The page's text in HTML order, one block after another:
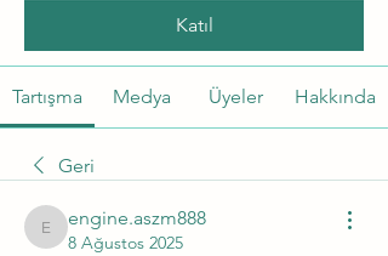
Katıl
Tartışma Medya Üyeler Hakkında
Geri
engine.aszm888
engine.aszm888
8 Ağustos 2025